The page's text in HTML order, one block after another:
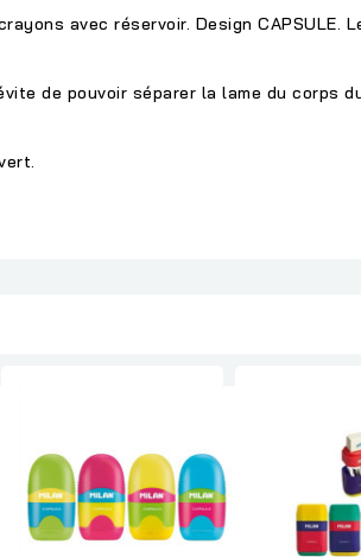
avec réservoir. Design
de pouvoir séparer la lame du corps